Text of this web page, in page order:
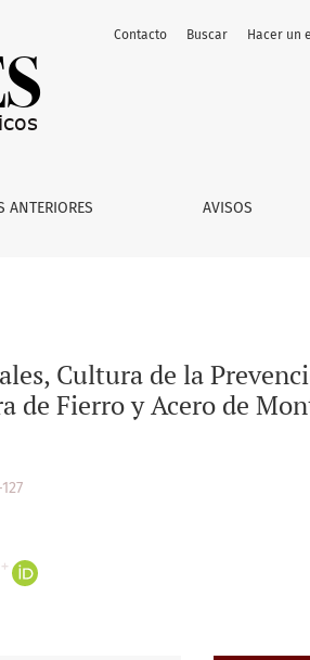
y los Equipos de Seguridad
ANTERIORES AVISOS
Contacto Buscar Hacer un
Cultura de la
de Fierro y Acero de
+